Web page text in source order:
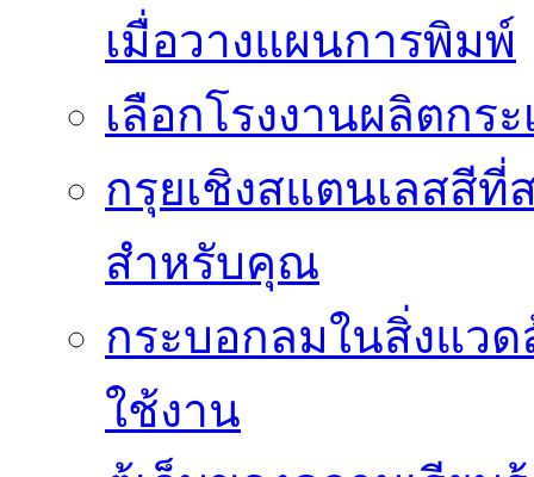
เมื่อวางแผนการพิมพ์
เลือกโรงงานผลิตก
กรุยเชิงสแตนเลสสี
สำหรับคุณ
กระบอกลมในสิ่งแว
ใช้งาน